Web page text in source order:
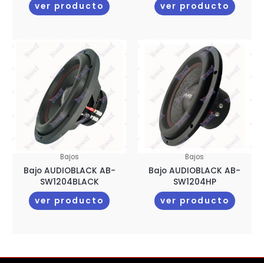
ver producto ver producto
Bajos
Bajo AUDIOBLACK AB-
SW1204BLACK
ver producto
Bajos
Bajo AUDIOBLACK AB-
SW1204HP
ver producto